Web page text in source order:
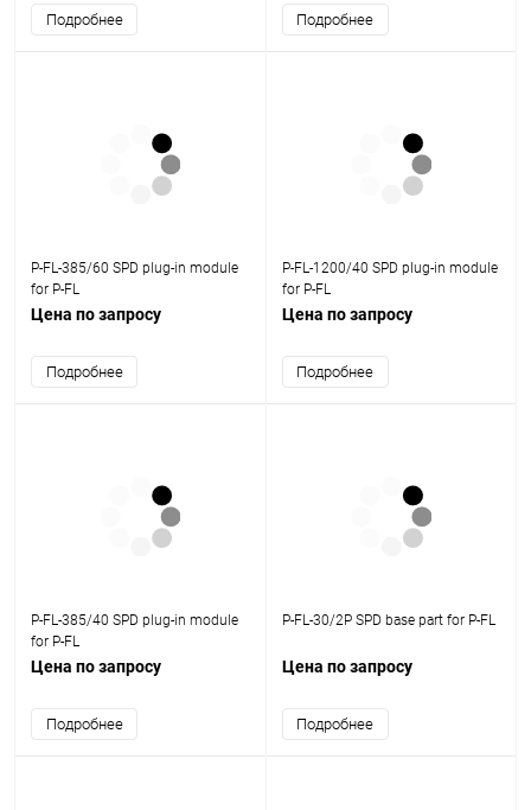
Подробнее Подробнее
P-FL-385/60 SPD plug-in module
for P-FL
Цена по запросу
Подробнее
P-FL-1200/40 SPD plug-in module
for P-FL
Цена по запросу
Подробнее
P-FL-385/40 SPD plug-in module
for P-FL
Цена по запросу
Подробнее
P-FL-30/2P SPD base part for P-FL
Цена по запросу
Подробнее